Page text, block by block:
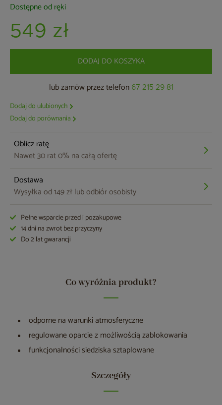
Dostępne od ręki
549 zł
DODAJ DO KOSZYKA
lub zamów przez telefon 67 215 29 81
Dodaj do ulubionych
Dodaj do porównania
Oblicz ratę
Nawet 30 rat 0% na całą ofertę
Dostawa
Wysyłka od 149 zł lub odbiór osobisty
Pełne wsparcie przed i pozakupowe
14 dni na zwrot bez przyczyny
Do 2 lat gwarancji
Co wyróżnia produkt?
odporne na warunki atmosferyczne
regulowane oparcie z możliwością zablokowania
funkcjonalności siedziska sztaplowane
Szczegóły